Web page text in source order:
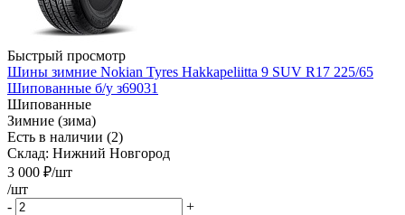
Быстрый просмотр
Шины зимние Nokian Tyres Hakkapeliitta 9 SUV R17 225/65
Шипованные б/у з69031
Шипованные
Зимние (зима)
Есть в наличии (2)
Склад: Нижний Новгород
3 000 ₽/шт
/шт
-
+